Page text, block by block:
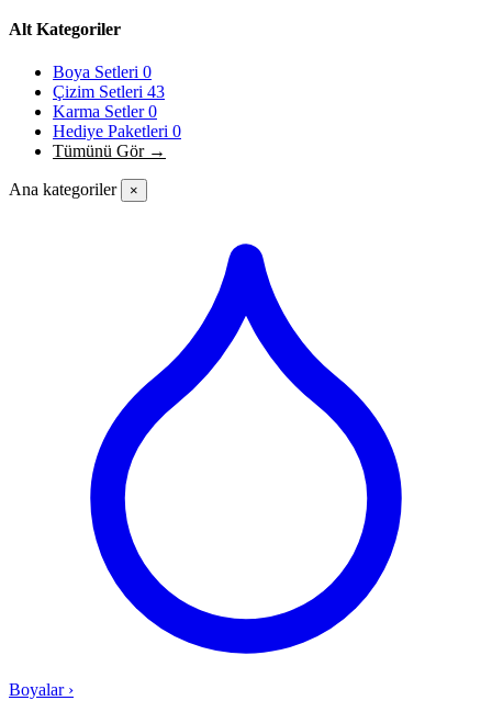
Alt Kategoriler
Boya Setleri 0
Çizim Setleri 43
Karma Setler0
Hediye Paketleri 0
Tümünü Gör →
Ana kategoriler ×
Boyalar ›